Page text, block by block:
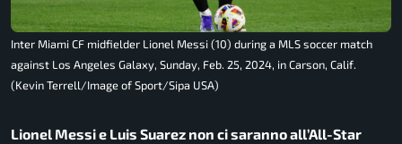
Inter Miami CF midfielder Lionel Messi (10) during a MLS soccer match
against Los Angeles Galaxy, Sunday, Feb. 25, 2024, in Carson, Calif.
(Kevin Terrell/Image of Sport/Sipa USA)
Lionel Messi e Luis Suarez non ci saranno all’All-Star